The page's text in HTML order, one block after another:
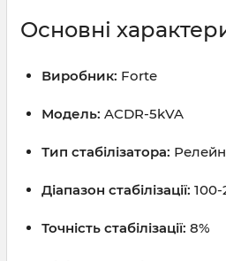
Основні
Виробник: Forte
Модель: ACDR-5kVA
Тип стабілізатора:
Діапазон стабілізації:
Точність стабілізації: 8%